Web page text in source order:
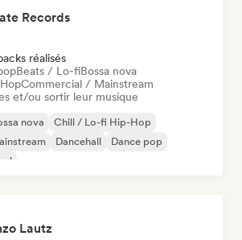
Records
réalisés
Beats / Lo-fiBossa nova
Commercial / Mainstream
et/ou sortir leur musique
nova
Chill / Lo-fi Hip-Hop
Dancehall
Dance pop
Lautz